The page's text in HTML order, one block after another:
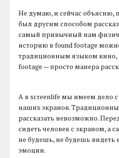
Не думаю, и сейчас объясню,
был другим способом
самый привычный нам
историю в found footage
традиционным языком кино,
footage — просто манера
А в screenlife мы имеем дело
наших экранов.
рассказать невозможно.
сидеть человек с экраном, а
не будешь, не будешь видеть
эмоции.